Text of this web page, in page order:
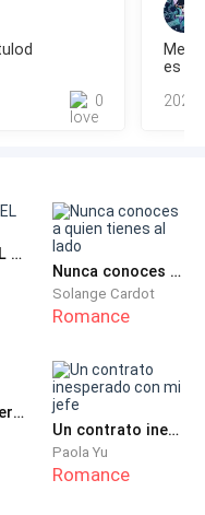
traje algo para
una camisa rosada
de encaje a pocos
La botella en su
pedazos cuando
y contenida,
Daniel.
más, y allí estaban.
era que, estacionado a
de la calle y oculto
Adrián Valenti los
mientras veía l
0
Me
es
LOS HIJOS DEL CEO
Nunca conoces a quien tienes al lado
Solange Cardot
Romance
Socios Sin Querer
Un contrato inesperado con mi jefe
Paola Yu
Romance